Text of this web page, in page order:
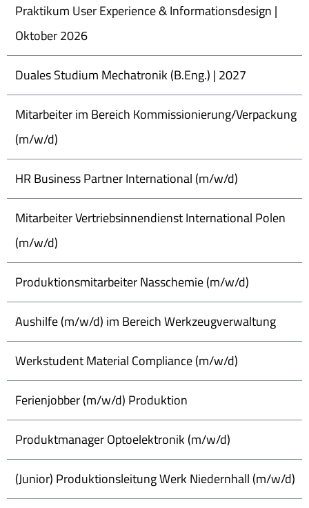
Praktikum User Experience & Informationsdesign |
Oktober 2026
Duales Studium Mechatronik (B.Eng.) | 2027
Mitarbeiter im Bereich Kommissionierung/Verpackung
(m/w/d)
HR Business Partner International (m/w/d)
Mitarbeiter Vertriebsinnendienst International Polen
(m/w/d)
Produktionsmitarbeiter Nasschemie (m/w/d)
Aushilfe (m/w/d) im Bereich Werkzeugverwaltung
Werkstudent Material Compliance (m/w/d)
Ferienjobber (m/w/d) Produktion
Produktmanager Optoelektronik (m/w/d)
(Junior) Produktionsleitung Werk Niedernhall (m/w/d)